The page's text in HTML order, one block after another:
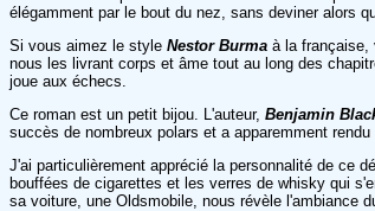
élégamment par le bout du nez, sans deviner alors
Si vous aimez le style Nestor Burma à la française,
nous les livrant corps et âme tout au long des
joue aux échecs.
Ce roman est un petit bijou. L'auteur, Benjamin
succès de nombreux polars et a apparemment
J'ai particulièrement apprécié la personnalité de ce
bouffées de cigarettes et les verres de whisky qui
sa voiture, une Oldsmobile, nous révèle l'ambiance